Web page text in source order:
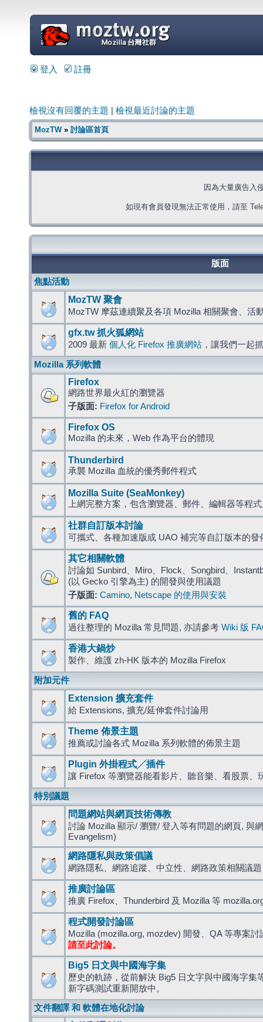
=
登入 註冊
檢視沒有回覆的主題 檢視最近討論的主題
MozTW» 討論區首頁
因為大量廣告入
如現有會員發現無法正常使用，請至
版面
焦點活動
MozTW 聚會
MozTW 摩茲連續聚及各項 Mozilla 相關聚會、活
gfx.tw 抓火狐網站
2009 最新 個人化 Firefox 推廣網站 ，讓我們一起
Mozilla 系列軟體
Firefox
網路世界最火紅的瀏覽器
子版面: Firefox for Android
Firefox OS
Mozilla 的未來，Web 作為平台的體現
Thunderbird
承襲 Mozilla 血統的優秀郵件程式
Mozilla Suite (SeaMonkey)
上網完整方案，包含瀏覽器、郵件、編輯器等程
社群自訂版本討論
可攜式、各種加速版或 UAO 補完等自訂版本的發
其它相關軟體
討論如 Sunbird、Miro、Flock、Songbird、
(以 Gecko 引擎為主) 的開發與使用議題
子版面: Camino, Netscape 的使用與安裝
舊的 FAQ
過往整理的 Mozilla 常見問題, 亦請參考 Wiki 版
香港大鍋炒
製作、維護 zh-HK 版本的 Mozilla Firefox
附加元件
Extension 擴充套件
給 Extensions, 擴充/延伸套件討論用
Theme 佈景主題
推薦或討論各式 Mozilla 系列軟體的佈景主題
Plugin 外掛程式╱插件
讓 Firefox 等瀏覽器能看影片、聽音樂、看股票、
特別議題
問題網站與網頁技術傳教
討論 Mozilla 顯示/ 瀏覽/ 登入等有問題的網頁, 與
Evangelism)
網路隱私與政策倡議
網路隱私、網路追蹤、中立性、網路政策相關議題
推廣討論區
推廣 Firefox、Thunderbird 及 Mozilla 等
程式開發討論區
Mozilla (mozilla.org, mozdev) 開發、QA 等專案討
請至此討論。
Big5 日文與中國海字集
歷史的軌跡，從前解決 Big5 日文字與中國海字集
新字碼測試重新開放中。
文件翻譯 和 軟體在地化討論